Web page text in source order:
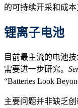
的可持续开采和成本
锂离子电池
目前最主流的电池
需要进一步研究。
“Batteries Look
主要问题并非缺乏